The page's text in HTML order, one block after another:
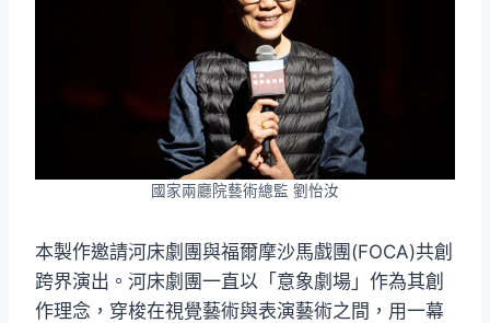
國家兩廳院藝術總監 劉怡汝
本製作邀請河床劇團與福爾摩沙馬戲團(FOCA)共創
跨界演出。河床劇團一直以「意象劇場」作為其創
作理念，穿梭在視覺藝術與表演藝術之間，用一幕